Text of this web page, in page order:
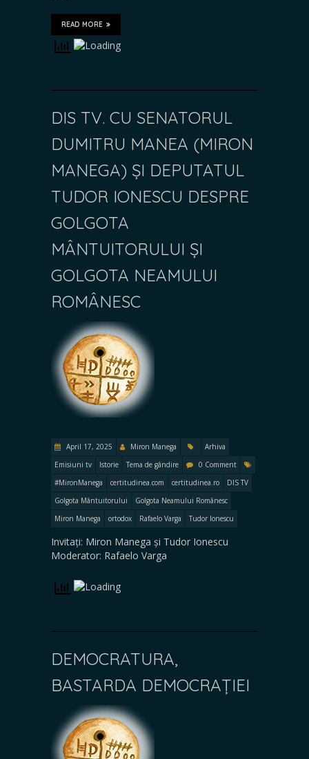
READ MORE
DIS TV. CU SENATORUL
DUMITRU MANEA (MIRON
MANEGA) ȘI DEPUTATUL
TUDOR IONESCU DESPRE
GOLGOTA
MÂNTUITORULUI ȘI
GOLGOTA NEAMULUI
ROMÂNESC
April 17, 2025 Miron Manega
Arhiva
Emisiuni tv
Istorie Tema de gândire
0 Comment
#MironManega
certitudinea.com certitudinea.ro
DIS TV
Golgota Mântuitorului
Golgota Neamului Românesc
Miron Manega
ortodox Rafaelo Varga Tudor Ionescu
Invitați: Miron Manega și Tudor Ionescu
Moderator: Rafaelo Varga
DEMOCRATURA,
BASTARDA DEMOCRAȚIEI